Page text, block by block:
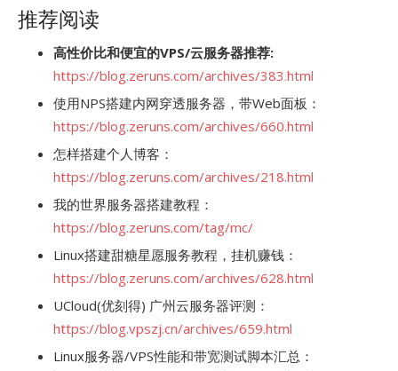
推荐阅读
高性价比和便宜的VPS/云服务器推荐:
https://blog.zeruns.com/archives/383.html
使用NPS搭建内网穿透服务器，带Web面板：
https://blog.zeruns.com/archives/660.html
怎样搭建个人博客：
https://blog.zeruns.com/archives/218.html
我的世界服务器搭建教程：
https://blog.zeruns.com/tag/mc/
Linux搭建甜糖星愿服务教程，挂机赚钱：
https://blog.zeruns.com/archives/628.html
UCloud(优刻得) 广州云服务器评测：
https://blog.vpszj.cn/archives/659.html
Linux服务器/VPS性能和带宽测试脚本汇总：